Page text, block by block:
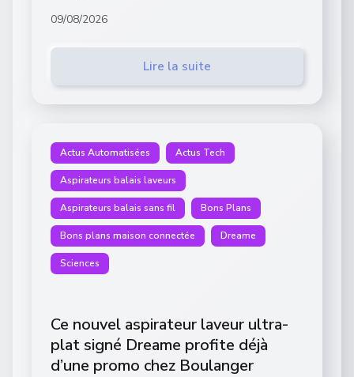
09/08/2026
Lire la suite
Actus Automatisées Actus Tech
Aspirateurs balais laveurs
Aspirateurs balais sans fil Bons Plans
Bons plans maison connectée Dreame
Sciences
Ce nouvel aspirateur laveur ultra-
plat signé Dreame profite déjà
d’une promo chez Boulanger